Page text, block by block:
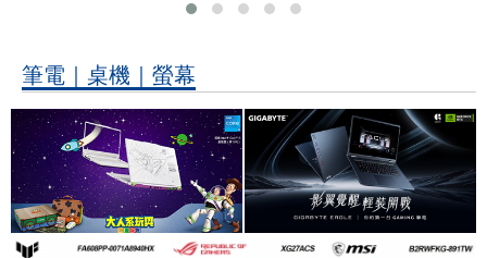
筆電｜桌機｜螢幕